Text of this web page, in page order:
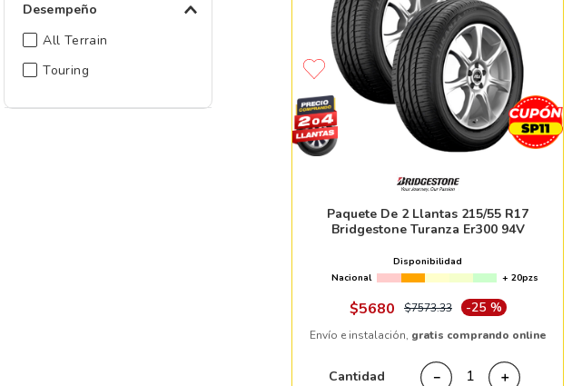
Desempeño
All Terrain
Touring
Paquete De 2 Llantas 215/55 R17
Bridgestone Turanza Er300 94V
Disponibilidad
Nacional
+ 20pzs
$5680 $7573.33 -25 %
Envío e instalación, gratis comprando online
Cantidad ＋
－